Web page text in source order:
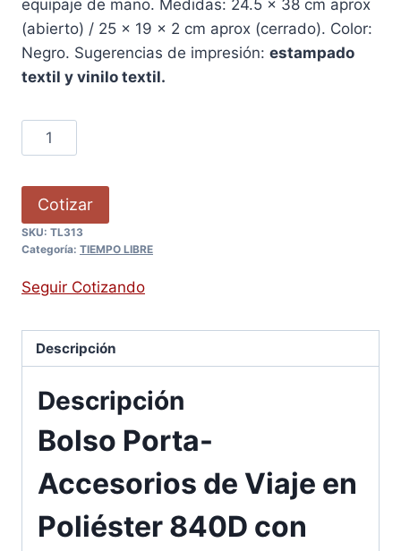
equipaje de mano. Medidas: 24.5 x 38 cm aprox
(abierto) / 25 x 19 x 2 cm aprox (cerrado). Color:
Negro. Sugerencias de impresión: estampado
textil y vinilo textil.
Cotizar
SKU: TL313
Categoría: TIEMPO LIBRE
Seguir Cotizando
Descripción
Descripción
Bolso Porta-
Accesorios de Viaje en
Poliéster 840D con